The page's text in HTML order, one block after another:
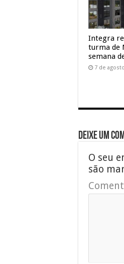
Integra
turma de
semana
7 de
Deixe um
O seu
são